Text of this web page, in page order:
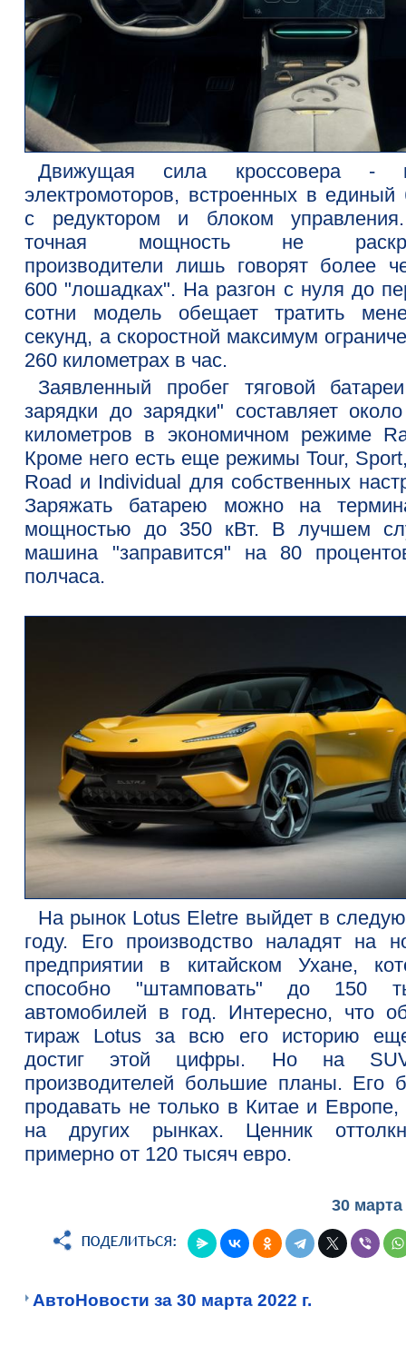
Движущая сила кроссовера -
электромоторов, встроенных в единый
с редуктором и блоком
точная мощность не
производители лишь говорят более
600 "лошадках". На разгон с нуля до
сотни модель обещает тратить
секунд, а скоростной максимум
260 километрах в час.
Заявленный пробег тяговой
зарядки до зарядки" составляет
километров в экономичном режиме
Кроме него есть еще режимы Tour,
Road и Individual для собственных
Заряжать батарею можно на
мощностью до 350 кВт. В лучшем
машина "заправится" на 80
полчаса.
На рынок Lotus Eletre выйдет в
году. Его производство наладят на
предприятии в китайском Ухане,
способно "штамповать" до 150
автомобилей в год. Интересно, что
тираж Lotus за всю его историю
достиг этой цифры. Но на
производителей большие планы. Его
продавать не только в Китае и
на других рынках. Ценник
примерно от 120 тысяч евро.
30 марта
АвтоНовости за 30 марта 2022 г.